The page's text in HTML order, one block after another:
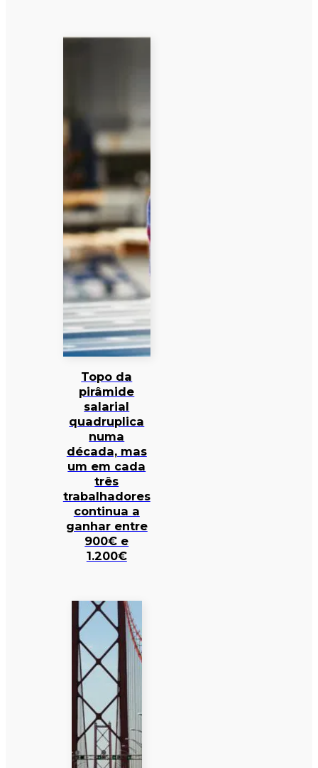
Topo da
pirâmide
salarial
quadruplica
numa
década, mas
um em cada
três
trabalhadores
continua a
ganhar entre
900€ e
1.200€